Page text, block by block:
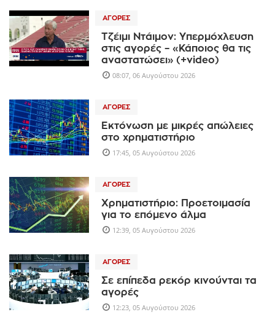
ΑΓΟΡΈΣ
Τζέιμι Ντάιμον: Υπερμόχλευση
στις αγορές – «Κάποιος θα τις
αναστατώσει» (+video)
08:07, 06 Αυγούστου 2026
ΑΓΟΡΈΣ
Εκτόνωση με μικρές απώλειες
στο χρηματιστήριο
17:45, 05 Αυγούστου 2026
ΑΓΟΡΈΣ
Χρηματιστήριο: Προετοιμασία
για το επόμενο άλμα
12:39, 05 Αυγούστου 2026
ΑΓΟΡΈΣ
Σε επίπεδα ρεκόρ κινούνται τα
αγορές
12:23, 05 Αυγούστου 2026